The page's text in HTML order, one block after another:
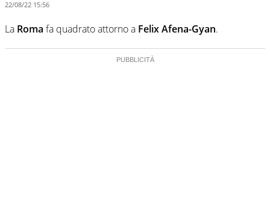
22/08/22 15:56
La Roma fa quadrato attorno a Felix Afena-Gyan.